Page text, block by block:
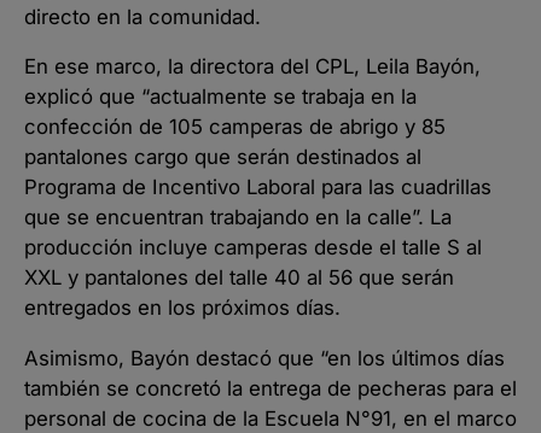
directo en la comunidad.
En ese marco, la directora del CPL, Leila Bayón,
explicó que “actualmente se trabaja en la
confección de 105 camperas de abrigo y 85
pantalones cargo que serán destinados al
Programa de Incentivo Laboral para las cuadrillas
que se encuentran trabajando en la calle”. La
producción incluye camperas desde el talle S al
XXL y pantalones del talle 40 al 56 que serán
entregados en los próximos días.
Asimismo, Bayón destacó que “en los últimos días
también se concretó la entrega de pecheras para el
personal de cocina de la Escuela N°91, en el marco